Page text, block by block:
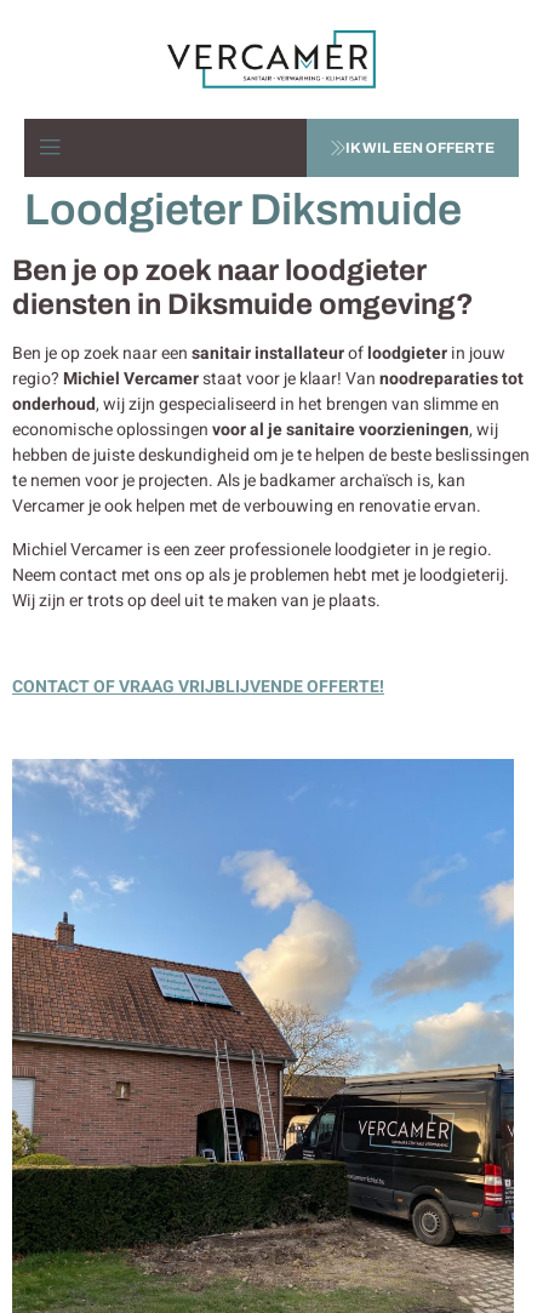
IK WIL EEN OFFERTE
Loodgieter Diksmuide
Ben je op zoek naar loodgieter
diensten in Diksmuide omgeving?
Ben je op zoek naar eensanitair installateurofloodgieterin jouw
regio? Michiel Vercamerstaat voor je klaar! Vannoodreparaties tot
onderhoud, wij zijn gespecialiseerd in het brengen van slimme en
economische oplossingenvoor al je sanitaire voorzieningen, wij
hebben de juiste deskundigheid om je te helpen de beste beslissingen
te nemen voor je projecten. Als je badkamer archaïsch is, kan
Vercamer je ook helpen met de verbouwing en renovatie ervan.
Michiel Vercamer is een zeer professionele loodgieter in je regio.
Neem contact met ons op als je problemen hebt met je loodgieterij.
Wij zijn er trots op deel uit te maken van je plaats.
CONTACT OF VRAAG VRIJBLIJVENDE OFFERTE!